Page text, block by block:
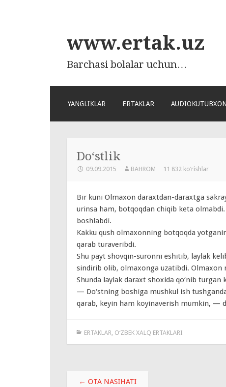
www.ertak.uz
Barchasi bolalar uchun…
СОДЕРЖАНИЮ
YANGLIKLAR ERTAKLAR
Do‘stlik
09.09.2015 BAHROM 11 832 ko‘rishlar
Bir kuni Olmaxon daraxtdan-daraxtga
urinsa ham, botqoqdan chiqib keta
boshlabdi.
Kakku qush olmaxonning botqoqda
qarab turaveribdi.
Shu payt shovqin-suronni eshitib, laylak
sindirib olib, olmaxonga uzatibdi. Olmaxon
Shunda laylak daraxt shoxida qo‘nib turgan
— Do‘stning boshiga mushkul ish
qarab, keyin ham koyinaverish mumkin, —
ERTAKLAR O‘ZBEK XALQ ERTAKLARI
Навигация
← OTA NASIHATI